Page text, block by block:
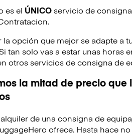
es el ÚNICOservicio de
la opción que mejor se adapte a
tan solo vas a estar unas horas
otros servicios de consigna de
la mitad de precio
de una consigna de
ofrece. Hasta hace